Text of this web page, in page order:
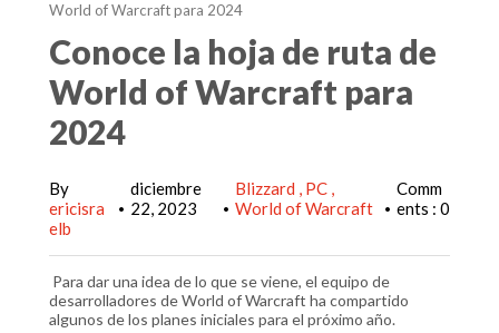
World of Warcraft para 2024
Conoce la hoja de ruta de
World of Warcraft para
2024
By
ericisra
elb
•
diciembre
22, 2023
•
Blizzard
PC
World of Warcraft
•
Comm
ents : 0
Para dar una idea de lo que se viene, el equipo de
desarrolladores de World of Warcraft ha compartido
algunos de los planes iniciales para el próximo año.